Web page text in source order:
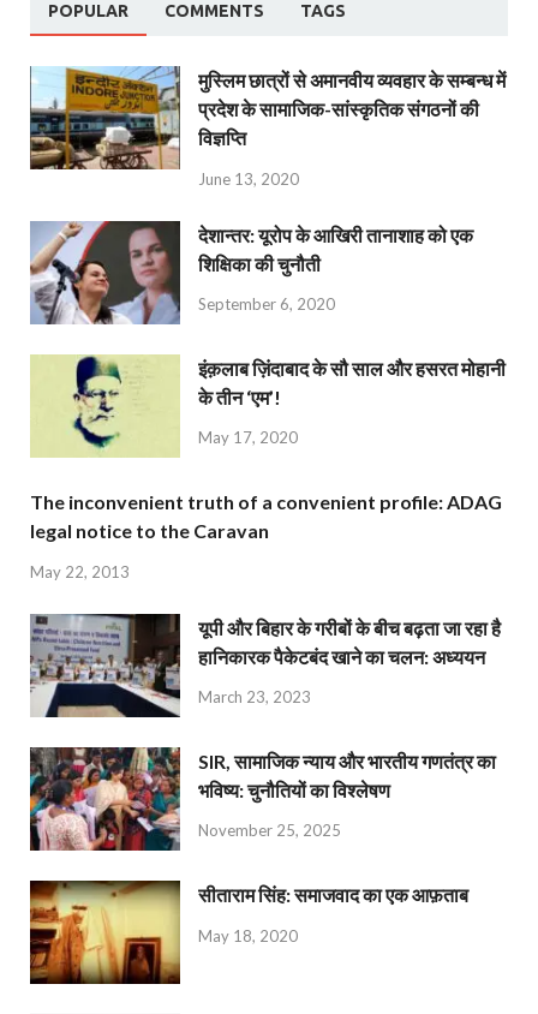
POPULAR COMMENTS TAGS
मुस्लिम छात्रों से अमानवीय व्यवहार के सम्बन्ध में
प्रदेश के सामाजिक-सांस्कृतिक संगठनों की
विज्ञप्ति
June 13, 2020
देशान्‍तर: यूरोप के आखिरी तानाशाह को एक
शिक्षिका की चुनौती
September 6, 2020
इंक़लाब ज़िंदाबाद के सौ साल और हसरत मोहानी
के तीन ‘एम’!
May 17, 2020
The inconvenient truth of a convenient profile: ADAG
legal notice to the Caravan
May 22, 2013
यूपी और बिहार के गरीबों के बीच बढ़ता जा रहा है
हानिकारक पैकेटबंद खाने का चलन: अध्ययन
March 23, 2023
SIR, सामाजिक न्याय और भारतीय गणतंत्र का
भविष्य: चुनौतियों का विश्लेषण
November 25, 2025
सीताराम सिंह: समाजवाद का एक आफ़ताब
May 18, 2020